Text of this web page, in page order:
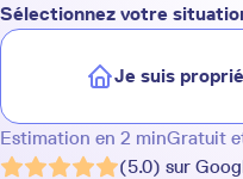
Sélectionnez votre
Je suis
Estimation en 2 minGratuit
(5.0) sur